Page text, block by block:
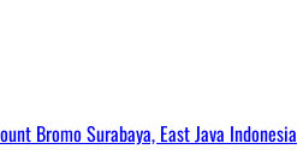
Bromo Surabaya, East Java Indonesia